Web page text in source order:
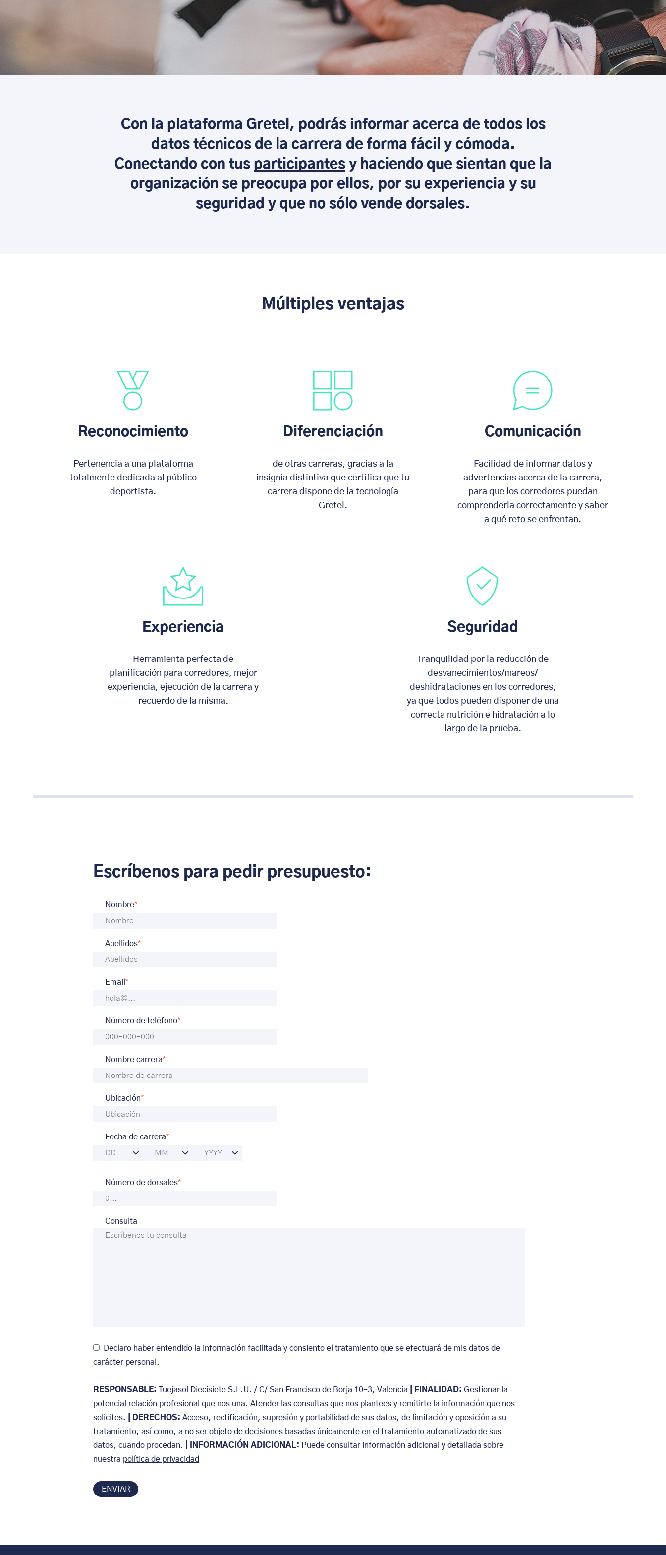
Con la plataforma Gretel, podrás informar acerca de todos los
datos técnicos de la carrera de forma fácil y cómoda.
Conectando con tus participantes y haciendo que sientan que la
organización se preocupa por ellos, por su experiencia y su
seguridad y que no sólo vende dorsales.
Múltiples ventajas
Reconocimiento
Pertenencia a una plataforma
totalmente dedicada al público
deportista.
Diferenciación
de otras carreras, gracias a la
insignia distintiva que certifica que tu
carrera dispone de la tecnología
Gretel.
Comunicación
Facilidad de informar datos y
advertencias acerca de la carrera,
para que los corredores puedan
comprenderla correctamente y saber
a qué reto se enfrentan.
Experiencia
Herramienta perfecta de
planificación para corredores, mejor
experiencia, ejecución de la carrera y
recuerdo de la misma.
Seguridad
Tranquilidad por la reducción de
desvanecimientos/mareos/
deshidrataciones en los corredores,
ya que todos pueden disponer de una
correcta nutrición e hidratación a lo
largo de la prueba.
Escríbenos para pedir presupuesto:
Nombre*
Apellidos*
Email*
Número de teléfono*
Nombre carrera*
Ubicación*
Fecha de carrera*
Número de dorsales*
Consulta
Declaro haber entendido la información facilitada y consiento el tratamiento que se efectuará de mis datos de
carácter personal.
RESPONSABLE: Tuejasol Diecisiete S.L.U. / C/ San Francisco de Borja 10-3, Valencia | FINALIDAD: Gestionar la
potencial relación profesional que nos una. Atender las consultas que nos plantees y remitirte la información que nos
solicites.
| DERECHOS: Acceso, rectificación, supresión y portabilidad de sus datos, de limitación y oposición a su
tratamiento, así como, a no ser objeto de decisiones basadas únicamente en el tratamiento automatizado de sus
datos, cuando procedan.
| INFORMACIÓN ADICIONAL: Puede consultar información adicional y detallada sobre
nuestra política de privacidad